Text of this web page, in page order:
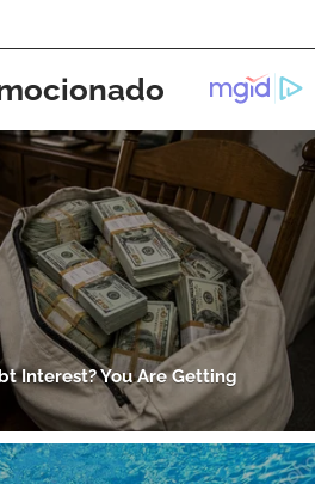
a nuestro boletín.
ACEPTAR